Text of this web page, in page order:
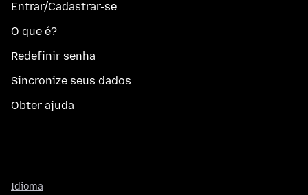
Entrar/Cadastrar-se
O que é?
Redefinir senha
Sincronize seus dados
Obter ajuda
Idioma